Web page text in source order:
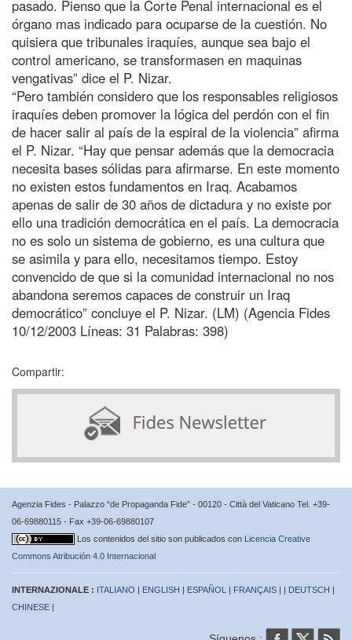
pasado. Pienso que la Corte Penal internacional es el
órgano mas indicado para ocuparse de la cuestión. No
quisiera que tribunales iraquíes, aunque sea bajo el
control americano, se transformasen en maquinas
vengativas” dice el P. Nizar.
“Pero también considero que los responsables religiosos
iraquíes deben promover la lógica del perdón con el fin
de hacer salir al país de la espiral de la violencia” afirma
el P. Nizar. “Hay que pensar además que la democracia
necesita bases sólidas para afirmarse. En este momento
no existen estos fundamentos en Iraq. Acabamos
apenas de salir de 30 años de dictadura y no existe por
ello una tradición democrática en el país. La democracia
no es solo un sistema de gobierno, es una cultura que
se asimila y para ello, necesitamos tiempo. Estoy
convencido de que si la comunidad internacional no nos
abandona seremos capaces de construir un Iraq
democrático” concluye el P. Nizar. (LM) (Agencia Fides
10/12/2003 Líneas: 31 Palabras: 398)
Compartir:
Agenzia Fides - Palazzo “de Propaganda Fide” - 00120 - Città del Vaticano Tel. +39-
06-69880115 - Fax +39-06-69880107
Los contenidos del sitio son publicados con Licencia Creative
Commons Atribución 4.0 Internacional
INTERNAZIONALE : ITALIANO | ENGLISH | ESPAÑOL | FRANÇAIS | | DEUTSCH |
CHINESE |